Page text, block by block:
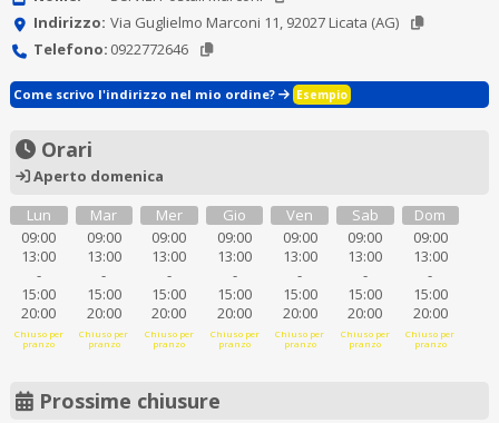
Indirizzo: Via Guglielmo Marconi 11, 92027 Licata (AG)
Telefono: 0922772646
Come scrivo l'indirizzo nel mio ordine? Esempio
Orari
Aperto domenica
Lun
09:00
13:00
-
15:00
20:00
Chiuso per
pranzo
Mar
09:00
13:00
-
15:00
20:00
Chiuso per
pranzo
Mer
09:00
13:00
-
15:00
20:00
Chiuso per
pranzo
Gio
09:00
13:00
-
15:00
20:00
Chiuso per
pranzo
Ven
09:00
13:00
-
15:00
20:00
Chiuso per
pranzo
Sab
09:00
13:00
-
15:00
20:00
Chiuso per
pranzo
Dom
09:00
13:00
-
15:00
20:00
Chiuso per
pranzo
Prossime chiusure